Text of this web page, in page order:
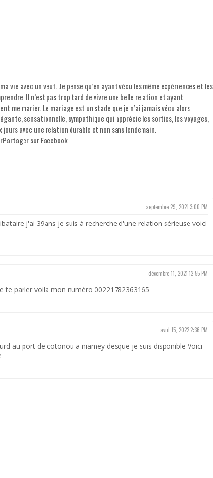
vie avec un veuf. Je pense qu’en ayant vécu les même expériences et les
Il n’est pas trop tard de vivre une belle relation et ayant
me marier. Le mariage est un stade que je n’ai jamais vécu alors
sensationnelle, sympathique qui apprécie les sorties, les voyages,
avec une relation durable et non sans lendemain.
sur Facebook
septembre 29, 2021 3:00 PM
j'ai 39ans je suis à recherche d'une relation sérieuse voici
décembre 11, 2021 12:55 PM
te parler voilà mon numéro 00221782363165
avril 15, 2022 2:36 PM
au port de cotonou a niamey desque je suis disponible Voici